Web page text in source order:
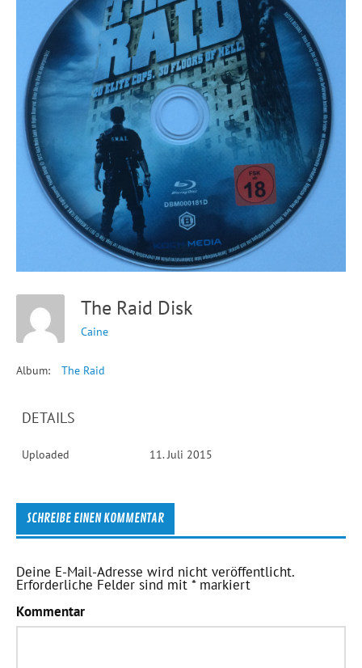
The Raid Disk
Caine
Album: The Raid
DETAILS
Uploaded 11. Juli 2015
SCHREIBE EINEN KOMMENTAR
Deine E-Mail-Adresse wird nicht veröffentlicht.
Erforderliche Felder sind mit*markiert
Kommentar